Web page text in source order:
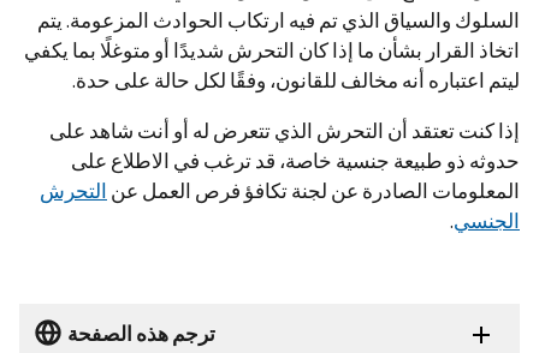
السلوك والسياق الذي تم فيه ارتكاب الحوادث المزعومة. يتم
اتخاذ القرار بشأن ما إذا كان التحرش شديدًا أو متوغلًا بما يكفي
ليتم اعتباره أنه مخالف للقانون، وفقًا لكل حالة على حدة.
إذا كنت تعتقد أن التحرش الذي تتعرض له أو أنت شاهد على
حدوثه ذو طبيعة جنسية خاصة، قد ترغب في الاطلاع على
المعلومات الصادرة عن لجنة تكافؤ فرص العمل عن التحرش
الجنسي.
ترجم هذه الصفحة